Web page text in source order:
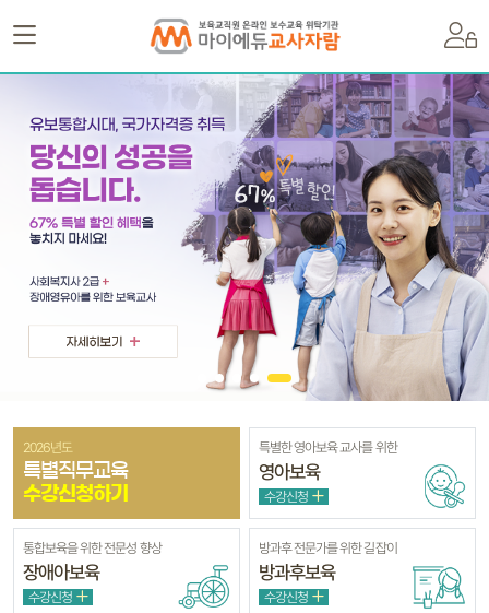
2026년도
특별직무교육
수강신청하기
특별한 영아보육 교사를 위한
영아보육
수강신청
통합보육을 위한 전문성 향상
장애아보육
수강신청
방과후 전문가를 위한 길잡이
방과후보육
수강신청